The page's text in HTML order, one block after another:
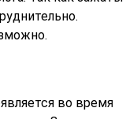
во время